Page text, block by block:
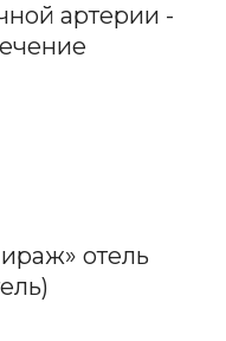
артерии -
отель